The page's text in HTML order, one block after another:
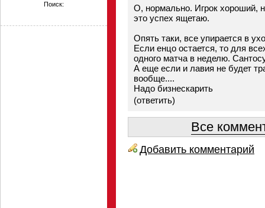
О, нормально. Игрок хороший,
это успех ящетаю.
Опять таки, все упирается в
Если енцо остается, то для
одного матча в неделю.
А еще если и лавия не будет
вообще....
Надо бизнескарить
(ответить)
Все
Добавить комментарий
Поиск: